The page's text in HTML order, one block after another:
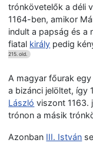
trónkövetelők a déli
1164-ben, amikor
indult a papság és a
fiatal király pedig
215. old.
A magyar főurak
a bizánci jelöltet, így
László viszont 1163.
trónon a másik
Azonban III. István